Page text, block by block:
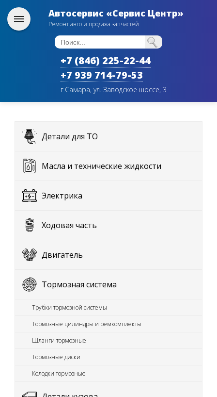
Автосервис «Сервис Центр»
Ремонт авто и продажа запчастей
+7 (846) 225-22-44
+7 939 714-79-53
г.Самара, ул. Заводское шоссе, 3
Детали для ТО
Масла и технические жидкости
Электрика
Ходовая часть
Двигатель
Тормозная система
Трубки тормозной системы
Тормозные цилиндры и ремкомплекты
Шланги тормозные
Тормозные диски
Колодки тормозные